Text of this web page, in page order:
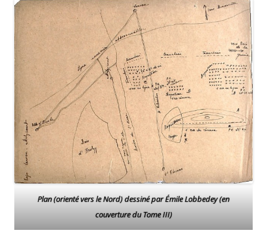
Plan (orienté vers le Nord) dessiné par Émile Lobbedey (en
couverture du Tome III)